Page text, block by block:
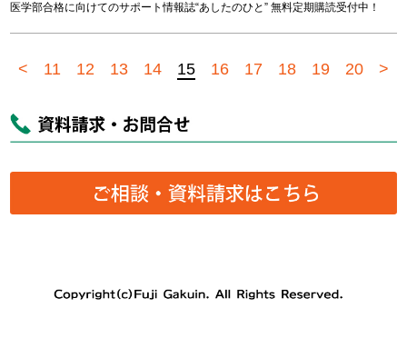
医学部合格に向けてのサポート情報誌“あしたのひと” 無料定期購読受付中！
< 11 12 13 14 15 16 17 18 19 20 >